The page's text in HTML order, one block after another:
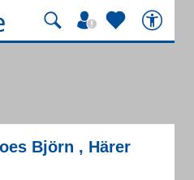
Björn , Härer